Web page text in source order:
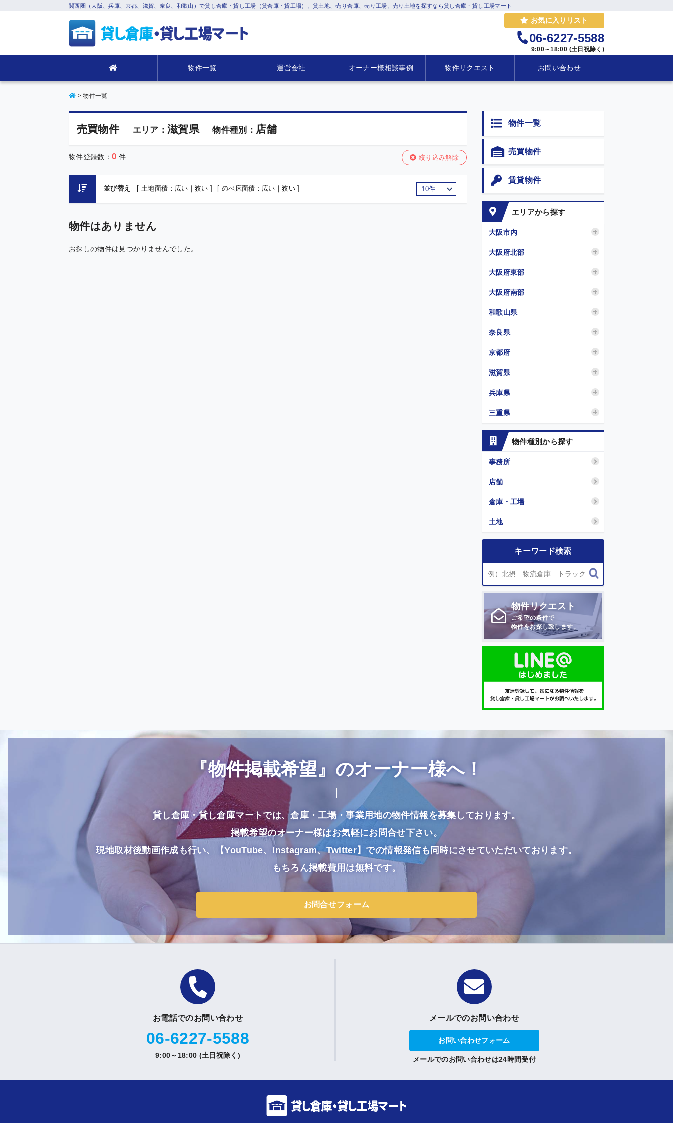
関西圏（大阪、兵庫、京都、滋賀、奈良、和歌山）で貸し倉庫・貸し工場（貸倉庫・貸工場）、貸土地、売り倉庫、売り工場、売り土地を探すなら貸し倉庫・貸し工場マート-
お気に入りリスト
06-6227-5588
9:00～18:00 (土日祝除く)
物件一覧 運営会社 オーナー様相談事例 物件リクエスト お問い合わせ
>物件一覧
売買物件 エリア： 滋賀県 物件種別： 店舗
物件登録数：0 件 絞り込み解除
並び替え [ 土地面積： 広い ｜ 狭い ] [ のべ床面積： 広い ｜狭い]
物件はありません
お探しの物件は見つかりませんでした。
物件一覧
売買物件
賃貸物件
エリアから探す
大阪市内
大阪府北部
大阪府東部
大阪府南部
和歌山県
奈良県
京都府
滋賀県
兵庫県
三重県
物件種別から探す
事務所
店舗
倉庫・工場
土地
キーワード検索
物件リクエスト
ご希望の条件で
物件をお探し致します。
『物件掲載希望』のオーナー様へ！
貸し倉庫・貸し倉庫マートでは、倉庫・工場・事業用地の物件情報を募集しております。
掲載希望のオーナー様はお気軽にお問合せ下さい。
現地取材後動画作成も行い、【YouTube、Instagram、Twitter】での情報発信も同時にさせていただいております。
もちろん掲載費用は無料です。
お問合せフォーム
お電話でのお問い合わせ
06-6227-5588
9:00～18:00 (土日祝除く)
メールでのお問い合わせ
お問い合わせフォーム
メールでのお問い合わせは24時間受付